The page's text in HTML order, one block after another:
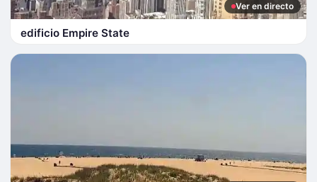
Ver en directo
edificio Empire State